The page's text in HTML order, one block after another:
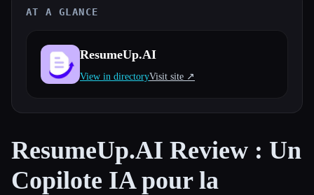
Toutes les catégories
À propos
AT A GLANCE
ResumeUp.AI
View in directoryVisit site ↗︎
ResumeUp.AI Review : Un
Copilote IA pour la